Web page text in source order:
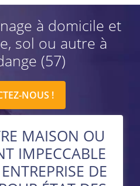
à domicile et
sol ou autre à
(57)
NOUS !
MAISON OU
IMPECCABLE
DE